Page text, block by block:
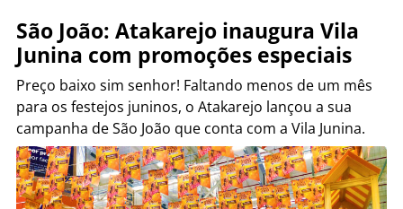
São João: Atakarejo inaugura Vila
Junina com promoções especiais
Preço baixo sim senhor! Faltando menos de um mês
para os festejos juninos, o Atakarejo lançou a sua
campanha de São João que conta com a Vila Junina.